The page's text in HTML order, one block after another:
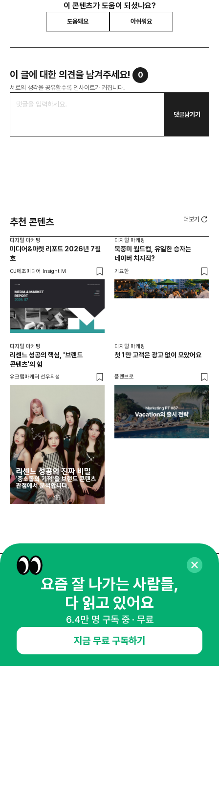
이 콘텐츠가 도움이 되셨나요?
도움돼요 아쉬워요
이 글에 대한 의견을 남겨주세요! 0
서로의 생각을 공유할수록 인사이트가 커집니다.
댓글남기기
추천 콘텐츠 더보기
디지털 마케팅
미디어&마켓 리포트 2026년 7월
호
CJ메조미디어 Insight M
디지털 마케팅
북중미 월드컵, 유일한 승자는
네이버 치지직?
기묘한
디지털 마케팅
리센느 성공의 핵심, '브랜드
콘텐츠'의 힘
유크랩마케터 선우의성
디지털 마케팅
첫 1만 고객은 광고 없이 모았어요
플랜브로
매주 화요일 아침,
마케팅 감각을 깨워 드릴게요!
65,043명의 마케터를 성장시키는 뉴스레터
요즘 잘 나가는 사람들,
다 읽고 있어요
6.4만 명 구독 중 · 무료
지금 무료 구독하기